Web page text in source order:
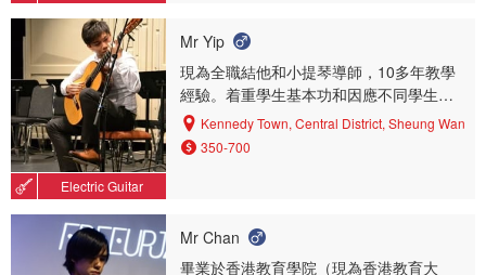
參與多個演出及比賽。
Electric Guitar
Mr Yip
現為全職結他和小提琴導師，10多年教學
經驗。着重學生基本功和因應不同學生設
計不同教材。
Kennedy Town, Central District, Sheung Wan
350-700
Mr Chan
畢業於香港教育學院（現為香港教育大